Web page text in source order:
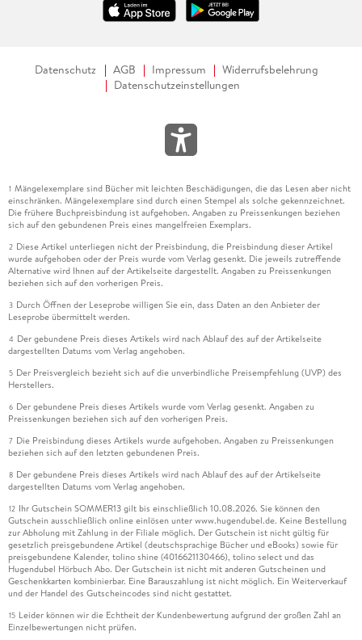
Datenschutz AGB Impressum
Widerrufsbelehrung
Datenschutzeinstellungen
1 Mängelexemplare sind Bücher mit leichten Beschädigungen, die das Lesen aber nicht
einschränken. Mängelexemplare sind durch einen Stempel als solche gekennzeichnet.
Die frühere Buchpreisbindung ist aufgehoben. Angaben zu Preissenkungen beziehen
sich auf den gebundenen Preis eines mangelfreien Exemplars.
2 Diese Artikel unterliegen nicht der Preisbindung, die Preisbindung dieser Artikel
wurde aufgehoben oder der Preis wurde vom Verlag gesenkt. Die jeweils zutreffende
Alternative wird Ihnen auf der Artikelseite dargestellt. Angaben zu Preissenkungen
beziehen sich auf den vorherigen Preis.
3 Durch Öffnen der Leseprobe willigen Sie ein, dass Daten an den Anbieter der
Leseprobe übermittelt werden.
4 Der gebundene Preis dieses Artikels wird nach Ablauf des auf der Artikelseite
dargestellten Datums vom Verlag angehoben.
5 Der Preisvergleich bezieht sich auf die unverbindliche Preisempfehlung (UVP) des
Herstellers.
6 Der gebundene Preis dieses Artikels wurde vom Verlag gesenkt. Angaben zu
Preissenkungen beziehen sich auf den vorherigen Preis.
7 Die Preisbindung dieses Artikels wurde aufgehoben. Angaben zu Preissenkungen
beziehen sich auf den letzten gebundenen Preis.
8 Der gebundene Preis dieses Artikels wird nach Ablauf des auf der Artikelseite
dargestellten Datums vom Verlag angehoben.
12 Ihr Gutschein SOMMER13 gilt bis einschließlich 10.08.2026. Sie können den
Gutschein ausschließlich online einlösen unter www.hugendubel.de. Keine Bestellung
zur Abholung mit Zahlung in der Filiale möglich. Der Gutschein ist nicht gültig für
gesetzlich preisgebundene Artikel (deutschsprachige Bücher und eBooks) sowie für
preisgebundene Kalender, tolino shine (4016621130466), tolino select und das
Hugendubel Hörbuch Abo. Der Gutschein ist nicht mit anderen Gutscheinen und
Geschenkkarten kombinierbar. Eine Barauszahlung ist nicht möglich. Ein Weiterverkauf
und der Handel des Gutscheincodes sind nicht gestattet.
15 Leider können wir die Echtheit der Kundenbewertung aufgrund der großen Zahl an
Einzelbewertungen nicht prüfen.